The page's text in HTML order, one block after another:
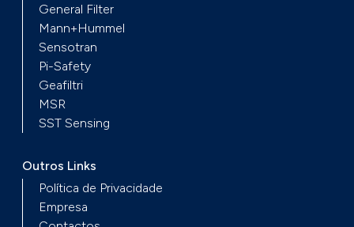
General Filter
Mann+Hummel
Sensotran
Pi-Safety
Geafiltri
MSR
SST Sensing
Outros Links
Política de Privacidade
Empresa